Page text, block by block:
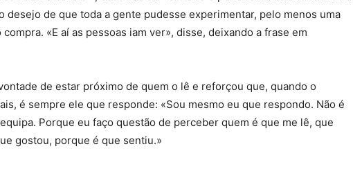
desejo de que toda a gente pudesse experimentar, pelo menos uma
«E aí as pessoas iam ver», disse, deixando a frase em
de estar próximo de quem o lê e reforçou que, quando o
é sempre ele que responde: «Sou mesmo eu que respondo. Não é
Porque eu faço questão de perceber quem é que me lê, que
gostou, porque é que sentiu.»